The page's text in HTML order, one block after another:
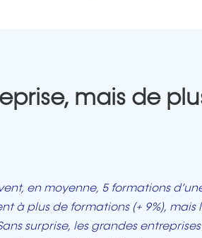
mais de
en moyenne, 5 formations
à plus de formations (+ 9%), mais
surprise, les grandes